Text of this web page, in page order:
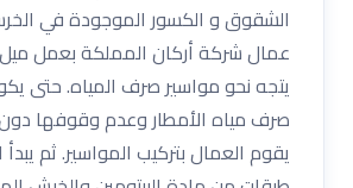
الشقوق و الكسور الموجودة في
عمال شركة أركان المملكة بعمل
يتجه نحو مواسير صرف المياه. حتى
صرف مياه الأمطار وعدم وقوفها
يقوم العمال بتركيب المواسير. ثم